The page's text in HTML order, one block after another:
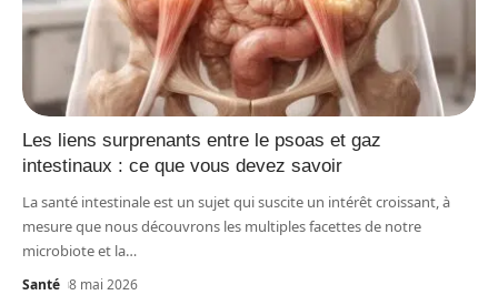
Les liens surprenants entre le psoas et gaz
intestinaux : ce que vous devez savoir
La santé intestinale est un sujet qui suscite un intérêt croissant, à
mesure que nous découvrons les multiples facettes de notre
microbiote et la…
Santé 8 mai 2026